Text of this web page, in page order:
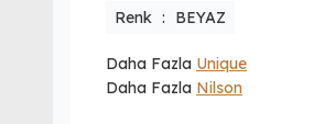
Renk : BEYAZ
Daha Fazla Unique
Daha Fazla Nilson